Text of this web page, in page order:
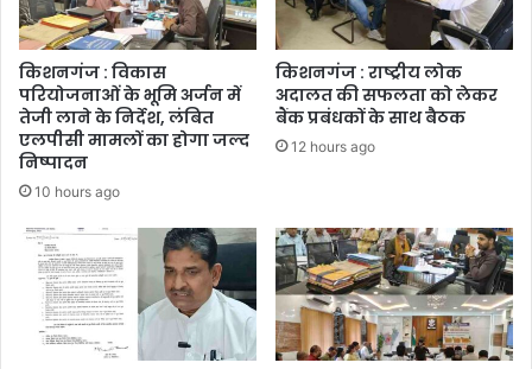
किशनगंज : विकास
परियोजनाओं के भूमि अर्जन में
तेजी लाने के निर्देश, लंबित
एलपीसी मामलों का होगा जल्द
निष्पादन
10 hours ago
किशनगंज : राष्ट्रीय लोक
अदालत की सफलता को लेकर
बैंक प्रबंधकों के साथ बैठक
12 hours ago